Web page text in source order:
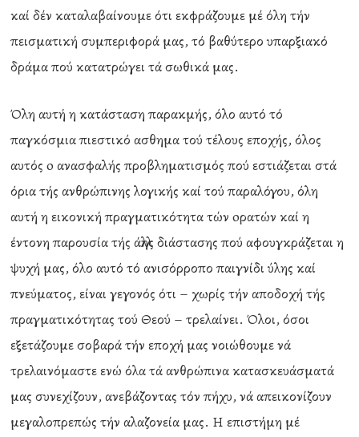
καί δέν καταλαβαίνουμε ότι εκφράζουμε μέ όλη τήν
πεισματική συμπεριφορά μας, τό βαθύτερο υπαρξιακό
δράμα πού κατατρώγει τά σωθικά μας.
Όλη αυτή η κατάσταση παρακμής, όλο αυτό τό
παγκόσμια πιεστικό ασθημα τού τέλους εποχής, όλος
αυτός o ανασφαλής προβληματισμός πού εστιάζεται στά
όρια τής ανθρώπινης λογικής καί τού παραλόγου, όλη
αυτή η εικονική πραγματικότητα τών oρατών καί η
έντονη παρουσία τής άλλης διάστασης πού αφουγκράζεται η
ψυχή μας, όλο αυτό τό ανισόρροπο παιγνίδι ύλης καί
πνεύματος, είναι γεγονός ότι – χωρίς τήν αποδοχή τής
πραγματικότητας τού Θεού – τρελαίνει. Όλοι, όσοι
εξετάζουμε σοβαρά τήν εποχή μας νοιώθουμε νά
τρελαινόμαστε ενώ όλα τά ανθρώπινα κατασκευάσματά
μας συνεχίζουν, ανεβάζοντας τόν πήχυ, νά απεικονίζουν
μεγαλοπρεπώς τήν αλαζονεία μας. Η επιστήμη μέ